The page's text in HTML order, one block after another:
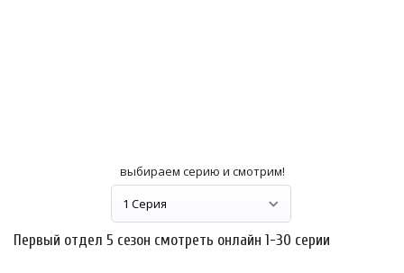
выбираем серию и смотрим!
Первый отдел 5 сезон смотреть онлайн 1-30 серии